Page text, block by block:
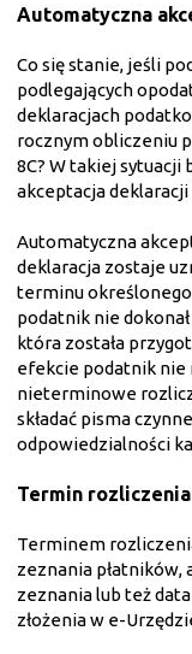
Automatyczna
Co się stanie, jeśli
podlegających
deklaracjach
rocznym obliczeniu
8C? W takiej
akceptacja deklaracji
Automatyczna
deklaracja zostaje
terminu
podatnik nie
która została
efekcie podatnik nie
nieterminowe
składać pisma
odpowiedzialności
Termin
Terminem
zeznania płatników,
zeznania lub też
złożenia w e-